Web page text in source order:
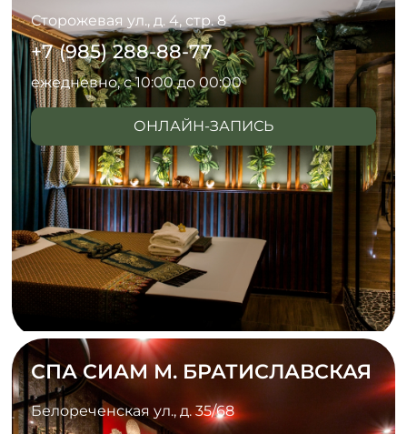
Сторожевая ул., д. 4, стр. 8
+7 (985) 288-88-77
ежедневно, с 10:00 до 00:00
ОНЛАЙН-ЗАПИСЬ
СПА СИАМ М. БРАТИСЛАВСКАЯ
Белореченская ул., д. 35/68